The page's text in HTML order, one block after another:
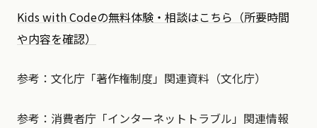
Kids with Codeの無料体験・相談はこちら（所要時間
や内容を確認）
参考：文化庁「著作権制度」関連資料（文化庁）
参考：消費者庁「インターネットトラブル」関連情報